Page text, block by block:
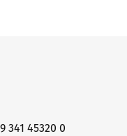
341 45320 0